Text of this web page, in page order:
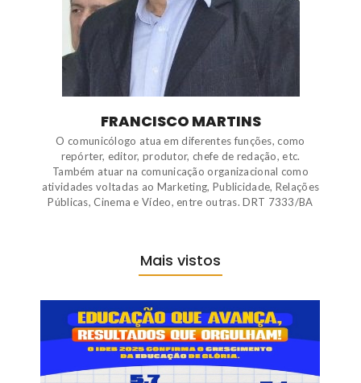
FRANCISCO MARTINS
O comunicólogo atua em diferentes funções, como
repórter, editor, produtor, chefe de redação, etc.
Também atuar na comunicação organizacional como
atividades voltadas ao Marketing, Publicidade, Relações
Públicas, Cinema e Vídeo, entre outras. DRT 7333/BA
Mais vistos